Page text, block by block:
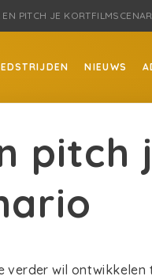
PITCH JE
NIEUWS
pitch
verder wil